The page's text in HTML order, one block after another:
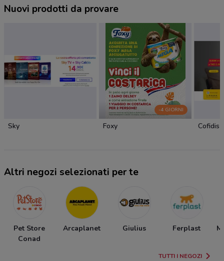
Nuovi prodotti da provare
Sky
-4 GIORNI
Foxy Cofidis
Altri negozi selezionati per te
Pet Store
Conad
Arcaplanet Giulius Ferplast
TUTTI I NEGOZI